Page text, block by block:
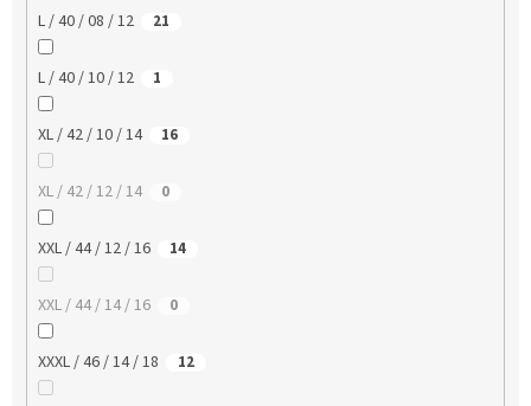
L / 40 / 08 / 12 21
L / 40 / 10 / 12 1
XL / 42 / 10 / 14 16
XL / 42 / 12 / 14 0
XXL / 44 / 12 / 16 14
XXL / 44 / 14 / 16 0
XXXL / 46 / 14 / 18 12